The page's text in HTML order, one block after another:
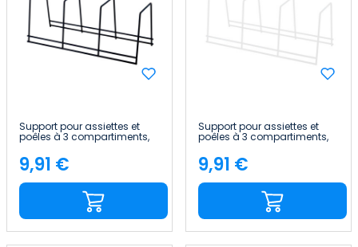
Support pour assiettes et
poêles à 3 compartiments,
Price
9,91 €
Support pour assiettes et
poêles à 3 compartiments,
Price
9,91 €